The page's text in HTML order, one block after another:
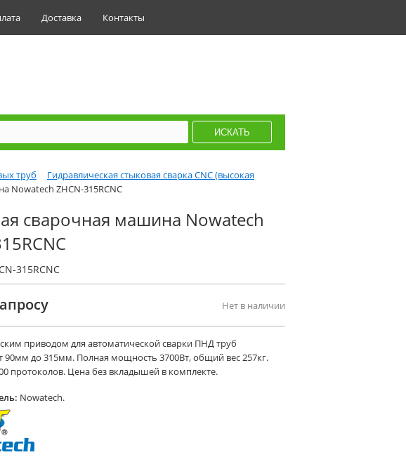
Доставка Контакты
труб
Гидравлическая стыковая сварка CNC (высокая
Nowatech ZHCN-315RCNC
сварочная машина Nowatech
315RCNC
Нет в наличии
приводом для автоматической сварки ПНД труб
90мм до 315мм. Полная мощность 3700Вт, общий вес 257кг.
протоколов. Цена без вкладышей в комплекте.
Nowatech.